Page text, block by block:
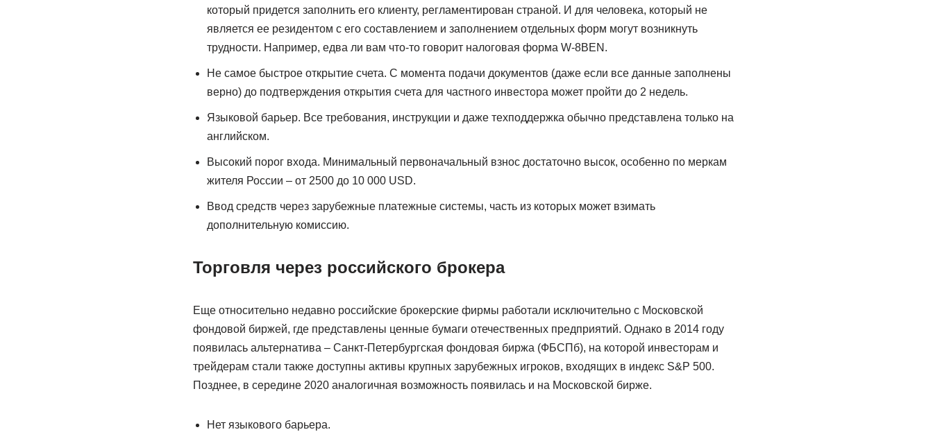
который придется заполнить его клиенту, регламентирован страной. И для человека, который не
является ее резидентом с его составлением и заполнением отдельных форм могут возникнуть
трудности. Например, едва ли вам что-то говорит налоговая форма W-8BEN.
Не самое быстрое открытие счета. С момента подачи документов (даже если все данные заполнены
верно) до подтверждения открытия счета для частного инвестора может пройти до 2 недель.
Языковой барьер. Все требования, инструкции и даже техподдержка обычно представлена только на
английском.
Высокий порог входа. Минимальный первоначальный взнос достаточно высок, особенно по меркам
жителя России – от 2500 до 10 000 USD.
Ввод средств через зарубежные платежные системы, часть из которых может взимать
дополнительную комиссию.
Торговля через российского брокера
Еще относительно недавно российские брокерские фирмы работали исключительно с Московской
фондовой биржей, где представлены ценные бумаги отечественных предприятий. Однако в 2014 году
появилась альтернатива – Санкт-Петербургская фондовая биржа (ФБСПб), на которой инвесторам и
трейдерам стали также доступны активы крупных зарубежных игроков, входящих в индекс S&P 500.
Позднее, в середине 2020 аналогичная возможность появилась и на Московской бирже.
Нет языкового барьера.